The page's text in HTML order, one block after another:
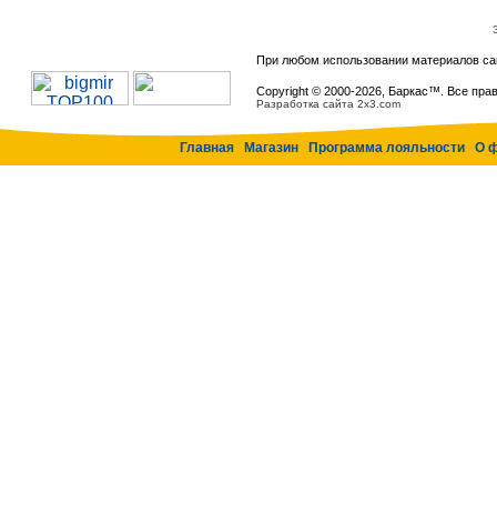
При любом использовании материалов
Copyright © 2000-2026, Баркас™. Все
Разработка сайта 2x3.com
Главная Магазин Программа лояльности О